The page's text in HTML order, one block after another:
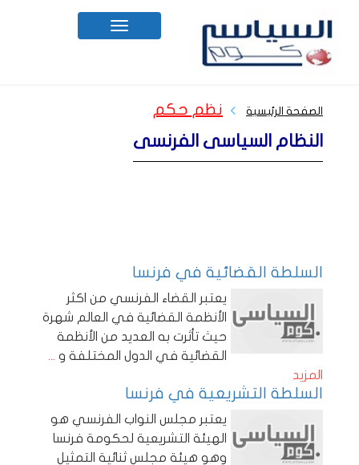
Toggle
navigation
الصفحة الرئيسية نظم حكم
النظام السياسى الفرنسى
السلطة القضائية في فرنسا
يعتبر القضاء الفرنسي من اكثر
الأنظمة القضائية في العالم شهرة
حيث تأثرت به العديد من الأنظمة
القضائية في الدول المختلفة و ...
المزيد
السلطة التشريعية في فرنسا
يعتبر مجلس النواب الفرنسي هو
الهيئة التشريعية لحكومة فرنسا
وهو هيئة مجلس ثنائية التمثيل